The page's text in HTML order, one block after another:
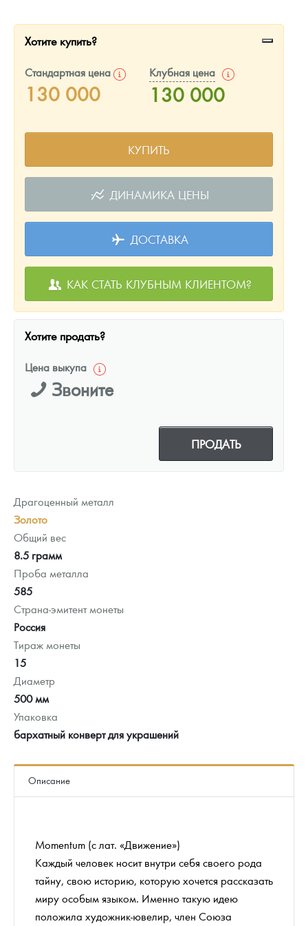
Золотая карманная галерея
Наборы подарочных и коллекционных монет
Монеты и жетоны из недрагоценных металлов
Хотите купить?
Стандартная цена
130 000
Клубная цена
130 000
КУПИТЬ
ДИНАМИКА ЦЕНЫ
ДОСТАВКА
КАК СТАТЬ КЛУБНЫМ КЛИЕНТОМ?
Хотите продать?
Цена выкупа
Звоните
ПРОДАТЬ
Драгоценный металл
Золото
Общий вес
8.5 грамм
Проба металла
585
Страна-эмитент монеты
Россия
Тираж монеты
15
Диаметр
500 мм
Упаковка
бархатный конверт для украшений
Описание
Momentum (с лат. «Движение»)
Каждый человек носит внутри себя своего рода
тайну, свою историю, которую хочется рассказать
миру особым языком. Именно такую идею
положила художник-ювелир, член Союза